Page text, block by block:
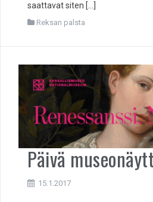
saattavat siten […]
Reksan palsta
Päivä
15.1.2017